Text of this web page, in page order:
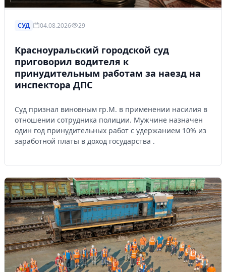
СУД 04.08.2026 29
Красноуральский городской суд
приговорил водителя к
принудительным работам за наезд на
инспектора ДПС
Суд признал виновным гр.М. в применении насилия в
отношении сотрудника полиции. Мужчине назначен
один год принудительных работ с удержанием 10% из
заработной платы в доход государства .